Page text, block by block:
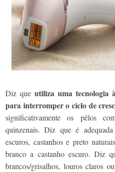
Diz que utiliza uma tecnologia
para interromper o ciclo de
significativamente os pêlos
quinzenais. Diz que é
escuros, castanhos e preto
branco a castanho escuro. Diz
brancos/grisalhos, louros claros